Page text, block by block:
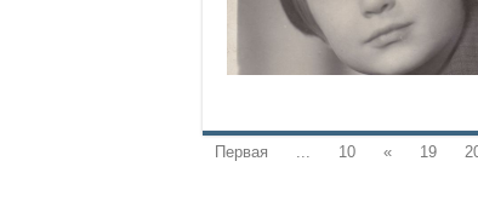
Первая ... 10 « 19